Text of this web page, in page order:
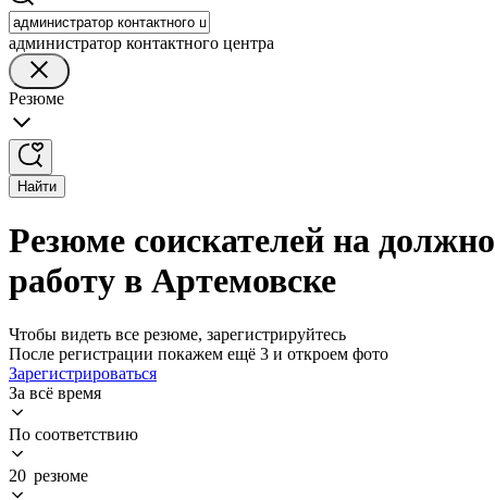
администратор контактного центра
Резюме
Найти
Резюме соискателей на
работу в Артемовске
Чтобы видеть все резюме, зарегистрируйтесь
После регистрации покажем ещё 3 и откроем фото
Зарегистрироваться
За всё время
По соответствию
20 резюме